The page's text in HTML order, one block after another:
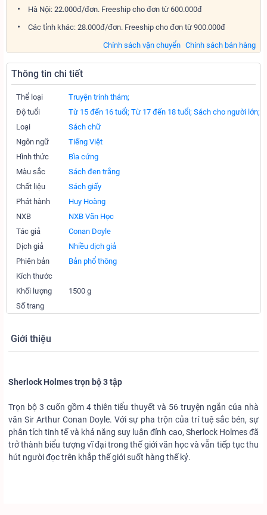
Hà Nội: 22.000đ/đơn. Freeship cho đơn từ 600.000đ
Các tỉnh khác: 28.000đ/đơn. Freeship cho đơn từ 900.000đ
Chính sách bán hàng
Chính sách vận chuyển
Thông tin chi tiết
Thể loại
Truyện trinh thám;
Độ tuổi
Từ 15 đến 16 tuổi; Từ 17 đến 18 tuổi; Sách cho người lớn;
Loại
Sách chữ
Ngôn ngữ
Tiếng Việt
Hình thức
Bìa cứng
Màu sắc
Sách đen trắng
Chất liệu
Sách giấy
Phát hành
Huy Hoàng
NXB
NXB Văn Học
Tác giả
Conan Doyle
Dịch giả
Nhiều dịch giả
Phiên bản
Bản phổ thông
Kích thước
Khối lượng
1500 g
Số trang
Giới thiệu
Sherlock Holmes trọn bộ 3 tập
Trọn bộ 3 cuốn gồm 4 thiên tiểu thuyết và 56 truyện ngắn của nhà
văn Sir Arthur Conan Doyle. Với sự pha trộn của trí tuệ sắc bén, sự
phân tích tinh tế và khả năng suy luận đỉnh cao, Sherlock Holmes đã
trở thành biểu tượng vĩ đại trong thế giới văn học và vẫn tiếp tục thu
hút người đọc trên khắp thế giới suốt hàng thế kỷ.